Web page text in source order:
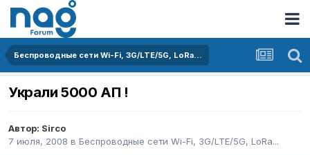
Беспроводные сети Wi-Fi, 3G/LTE/5G, LoRa...
Украли 5000 АП !
Автор: Sirco
7 июля, 2008 в Беспроводные сети Wi-Fi, 3G/LTE/5G, LoRa...